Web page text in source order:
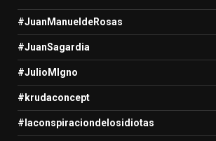
#JuanManueldeRosas
#JuanSagardia
#JulioMIgno
#krudaconcept
#laconspiraciondelosidiotas